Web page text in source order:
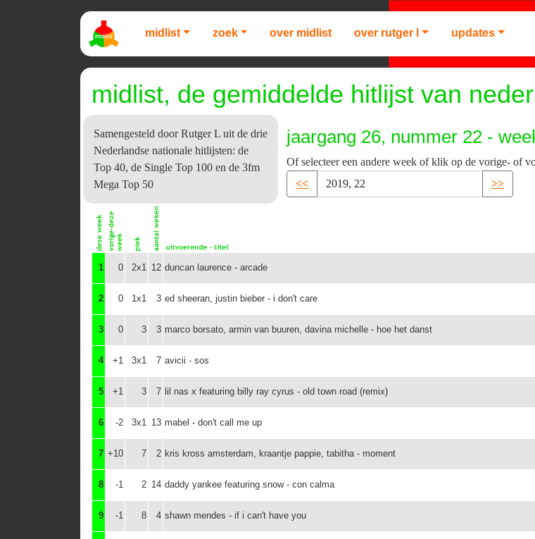
midlist zoek over midlist over rutger l updates
midlist, de gemiddelde hitlijst van
Samengesteld door Rutger L uit de drie
Nederlandse nationale hitlijsten: de
Top 40, de Single Top 100 en de 3fm
Mega Top 50
jaargang 26, nummer 22 -
Of selecteer een andere week of klik op de vorige- of
<<
>>
1 0 2x1 12 duncan laurence - arcade
2 0 1x1 3 ed sheeran, justin bieber - i don't care
3 0 3 3 marco borsato, armin van buuren, davina michelle - hoe het danst
4 +1 3x1 7 avicii - sos
5 +1 3 7 lil nas x featuring billy ray cyrus - old town road (remix)
6 -2 3x1 13 mabel - don't call me up
7 +10 7 2 kris kross amsterdam, kraantje pappie, tabitha - moment
8 -1 2 14 daddy yankee featuring snow - con calma
9 -1 8 4 shawn mendes - if i can't have you